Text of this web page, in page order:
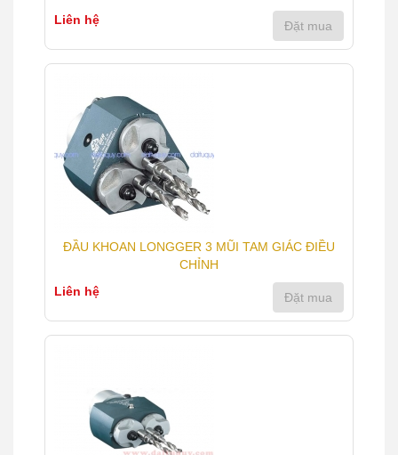
Liên hệ Đặt mua
ĐẦU KHOAN LONGGER 3 MŨI TAM GIÁC ĐIỀU
CHỈNH
Liên hệ
Đặt mua